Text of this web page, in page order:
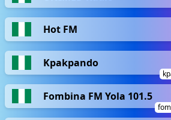
Hot FM
Kpakpando
Fombina FM Yola 101.5